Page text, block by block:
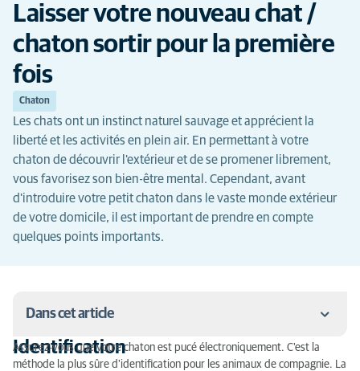
Laisser votre nouveau chat /
chaton sortir pour la première
fois
Chaton
Les chats ont un instinct naturel sauvage et apprécient la
liberté et les activités en plein air. En permettant à votre
chaton de découvrir l'extérieur et de se promener librement,
vous favorisez son bien-être mental. Cependant, avant
d'introduire votre petit chaton dans le vaste monde extérieur
de votre domicile, il est important de prendre en compte
quelques points importants.
Dans cet article
Identification
Identification
Assurez-vous que votre chaton est pucé électroniquement. C'est la
méthode la plus sûre d'identification pour les animaux de compagnie. La